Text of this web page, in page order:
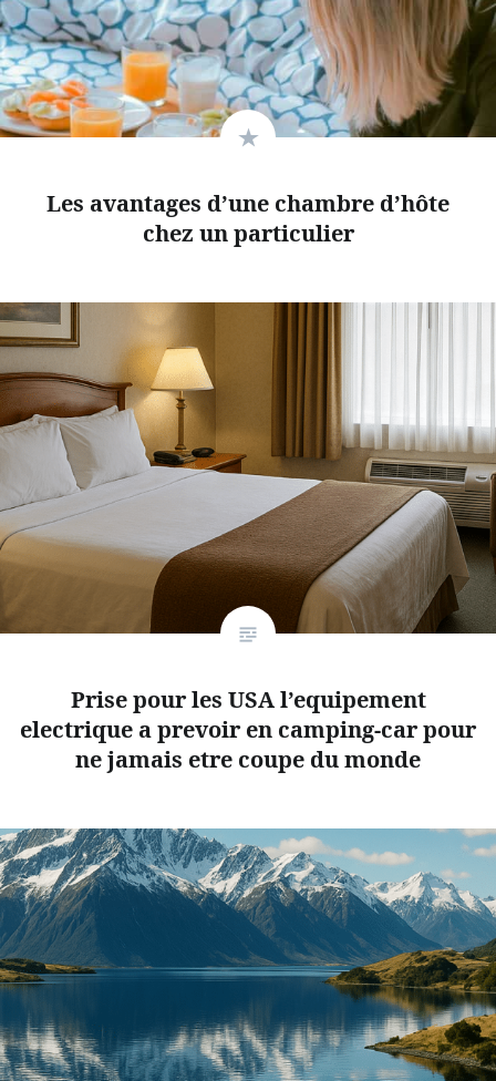
Les avantages d’une chambre d’hôte
chez un particulier
Prise pour les USA l’equipement
electrique a prevoir en camping-car pour
ne jamais etre coupe du monde